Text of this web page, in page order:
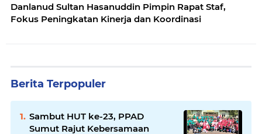
Danlanud Sultan Hasanuddin Pimpin Rapat Staf,
Fokus Peningkatan Kinerja dan Koordinasi
Berita Terpopuler
Sambut HUT ke-23, PPAD
Sumut Rajut Kebersamaan